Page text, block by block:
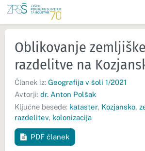
Oblikovanje zemljiške
razdelitve na
Članek iz: Geografija v šoli 1/2021
Avtorji: dr. Anton Polšak
Ključne besede: kataster, Kozjansko,
razdelitev, kolonizacija
PDF članek